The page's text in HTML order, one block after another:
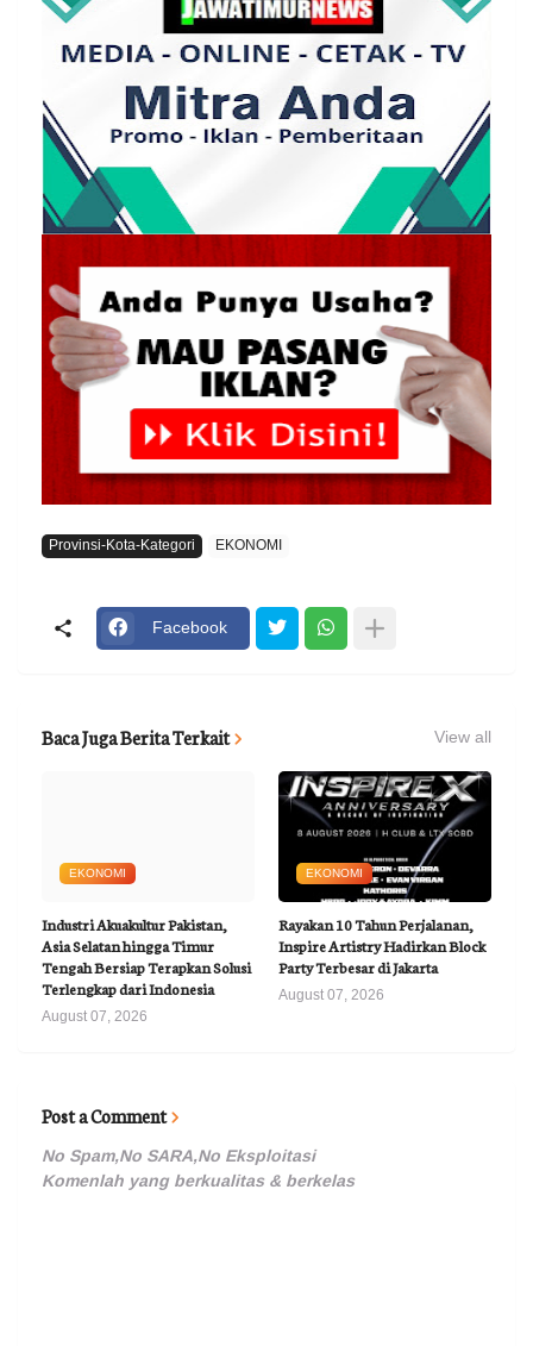
Provinsi-Kota-Kategori EKONOMI
Facebook
Baca Juga Berita Terkait View all
EKONOMI
Industri Akuakultur Pakistan,
Asia Selatan hingga Timur
Tengah Bersiap Terapkan Solusi
Terlengkap dari Indonesia
August 07, 2026
EKONOMI
Rayakan 10 Tahun Perjalanan,
Inspire Artistry Hadirkan Block
Party Terbesar di Jakarta
August 07, 2026
Post a Comment
No Spam,No SARA,No Eksploitasi
Komenlah yang berkualitas & berkelas